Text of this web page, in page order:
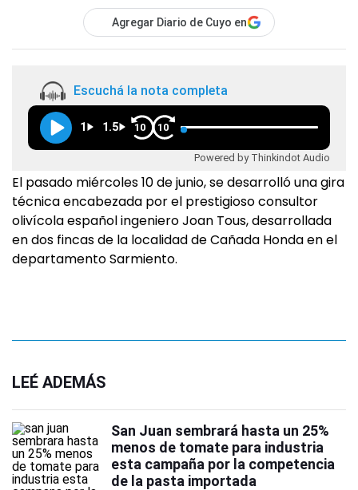
Agregar Diario de Cuyo en
Escuchá la nota completa
1 1.5 10 10
Powered by Thinkindot Audio
El pasado miércoles 10 de junio, se desarrolló una gira
técnica encabezada por el prestigioso consultor
olivícola español ingeniero Joan Tous, desarrollada
en dos fincas de la localidad de Cañada Honda en el
departamento Sarmiento.
LEÉ ADEMÁS
San Juan sembrará hasta un 25%
menos de tomate para industria
esta campaña por la competencia
de la pasta importada